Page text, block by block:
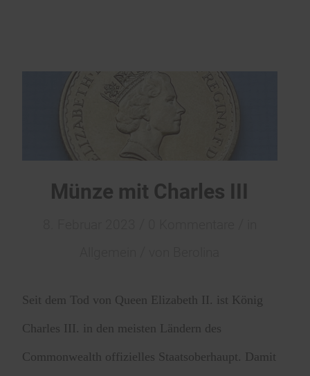
Münze mit Charles III
Seit dem Tod von Queen Elizabeth II. ist König
Charles III. in den meisten Ländern des
Commonwealth offizielles Staatsoberhaupt. Damit